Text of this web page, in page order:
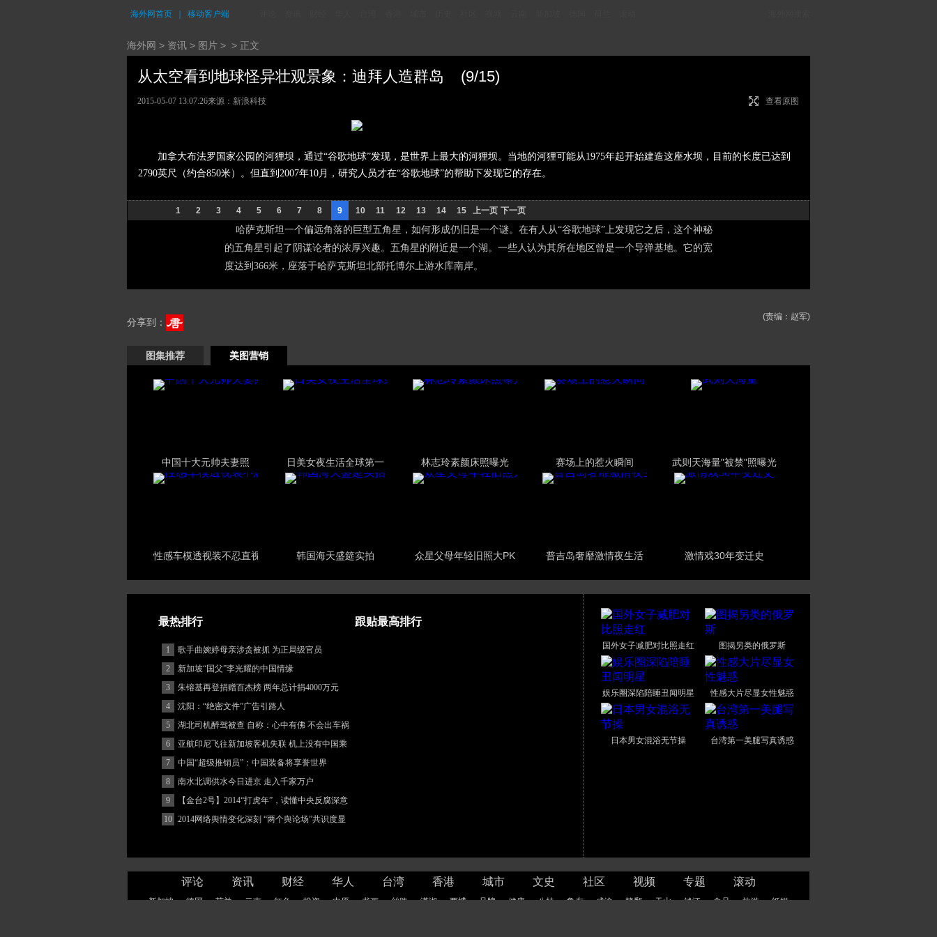
海外网首页 移动客户端
海外网 > 资讯 > 图片 > > 正文
从太空看到地球怪异壮观景象：迪拜人造群岛 (9/15)
查看原图
2015-05-07 13:07:26来源：新浪科技
加拿大布法罗国家公园的河狸坝，通过“谷歌地球”发现，是世界上最大的河狸坝。当地的河狸可能从1975年起开始建造这座水坝，目前的长度已达到
2790英尺（约合850米）。但直到2007年10月，研究人员才在“谷歌地球”的帮助下发现它的存在。
1 2 3 4 5 6 7 8 9 10 11 12 13 14 15 上一页 下一页
哈萨克斯坦一个偏远角落的巨型五角星，如何形成仍旧是一个谜。在有人从“谷歌地球”上发现它之后，这个神秘
的五角星引起了阴谋论者的浓厚兴趣。五角星的附近是一个湖。一些人认为其所在地区曾是一个导弹基地。它的宽
度达到366米，座落于哈萨克斯坦北部托博尔上游水库南岸。
(责编：赵军)
分享到：
图集推荐 美图营销
中国十大元帅夫妻照 日美女夜生活全球第一 林志玲素颜床照曝光 赛场上的惹火瞬间 武则天海量"被禁"照曝光
性感车模透视装不忍直视 韩国海天盛筵实拍 众星父母年轻旧照大PK 普吉岛奢靡激情夜生活 激情戏30年变迁史
最热排行 跟贴最高排行
1
歌手曲婉婷母亲涉贪被抓 为正局级官员
2
新加坡“国父”李光耀的中国情缘
3
朱镕基再登捐赠百杰榜 两年总计捐4000万元
4
沈阳：“绝密文件”广告引路人
5
湖北司机醉驾被查 自称：心中有佛 不会出车祸
(图)
6
亚航印尼飞往新加坡客机失联 机上没有中国乘
客
7
中国“超级推销员”：中国装备将享誉世界
8
南水北调供水今日进京 走入千家万户
9
【金台2号】2014“打虎年”，读懂中央反腐深意
10 2014网络舆情变化深刻 “两个舆论场”共识度显
国外女子减肥对比照走红 图揭另类的俄罗斯
娱乐圈深陷陪睡丑闻明星 性感大片尽显女性魅惑
日本男女混浴无节操 台湾第一美腿写真诱惑
评论 资讯 财经 华人 台湾 香港 城市 文史 社区 视频 专题 滚动
新加坡 德国 荷兰 云南 红色 投资 中原 书画 丝路 潇湘 西博 品牌 健康 八桂 鲁东 成渝 赣鄱 天山 钱江 食品 旅游 纸媒